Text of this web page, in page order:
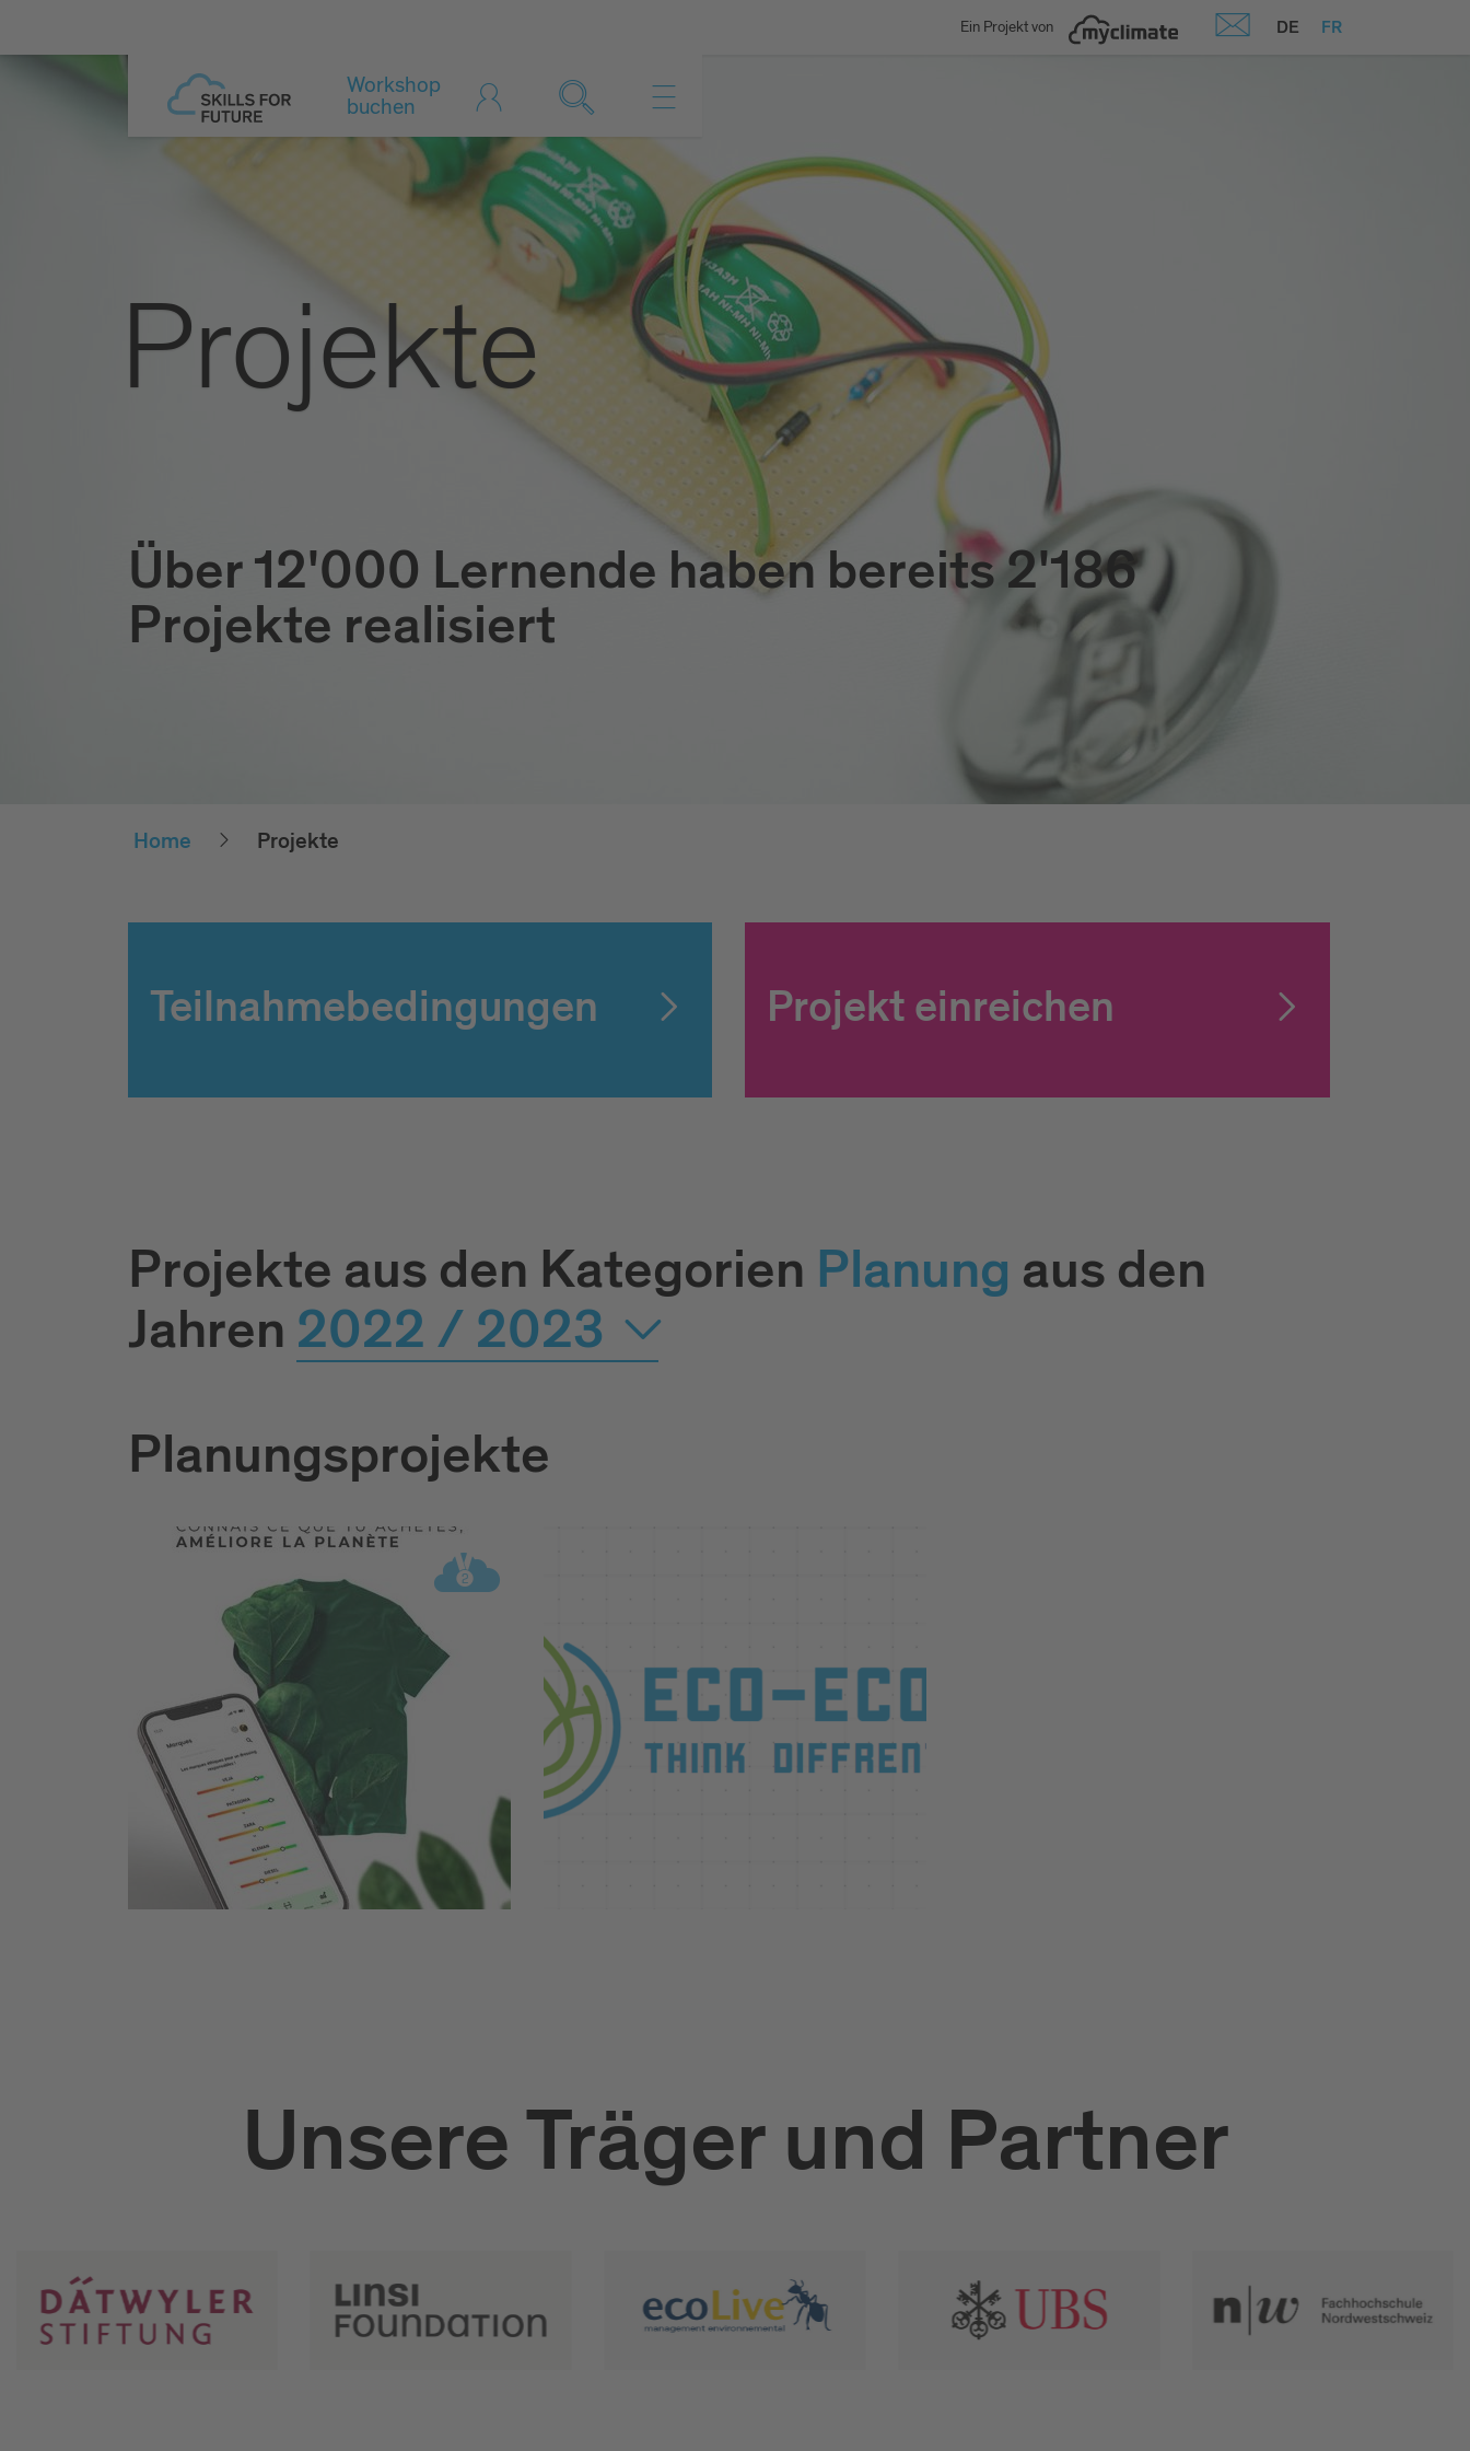
Ein Projekt von DE FR
Workshop
buchen
Projekte
Über 12'000 Lernende haben bereits 2'186
Projekte realisiert
Home Projekte
Teilnahmebedingungen Projekt einreichen
Projekte aus den Kategorien Pla­nung aus den
Jahren 2022 / 2023
Planungsprojekte
Unsere Träger und Partner